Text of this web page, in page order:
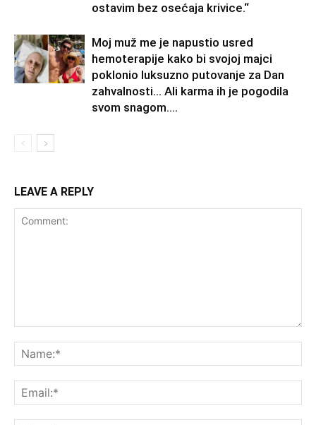
ostavim bez osećaja krivice.“
Moj muž me je napustio usred
hemoterapije kako bi svojoj majci
poklonio luksuzno putovanje za Dan
zahvalnosti… Ali karma ih je pogodila
svom snagom....
LEAVE A REPLY